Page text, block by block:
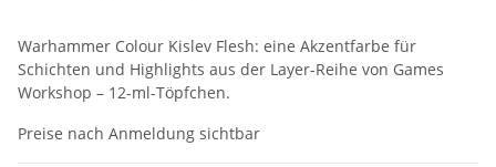
Warhammer Colour Kislev Flesh: eine Akzentfarbe für
Schichten und Highlights aus der Layer-Reihe von Games
Workshop – 12-ml-Töpfchen.
Preise nach Anmeldung sichtbar